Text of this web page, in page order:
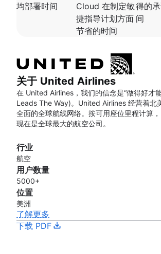
均部署时间
Cloud 在制定敏
捷指导计划方面
节省的时间
得的
间
关于 United Airlines
在 United Airlines，我们的信念是“做得好才
Leads The Way)。United Airlines 经营着北
全面的全球航线网络。按可用座位里程计算
现在是全球最大的航空公司。
行业
航空
用户数量
5000+
位置
美洲
了解更多
下载 PDF